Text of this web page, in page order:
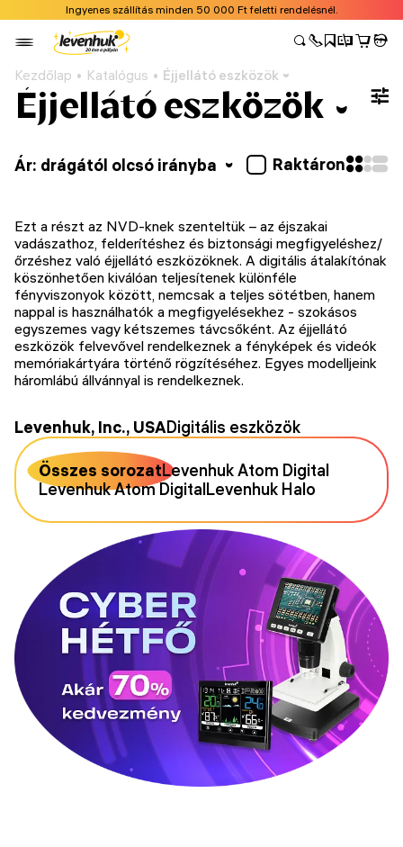
Ingyenes szállítás minden 50 000 Ft feletti rendelésnél.
Kezdőlap Katalógus Éjjellátó eszközök
Éjjellátó eszközök
Ár: drágától olcsó irányba Raktáron
Ezt a részt az NVD-knek szenteltük – az éjszakai
vadászathoz, felderítéshez és biztonsági megfigyeléshez/
őrzéshez való éjjellátó eszközöknek. A digitális átalakítónak
köszönhetően kiválóan teljesítenek különféle
fényviszonyok között, nemcsak a teljes sötétben, hanem
nappal is használhatók a megfigyelésekhez - szokásos
egyszemes vagy kétszemes távcsőként. Az éjjellátó
eszközök felvevővel rendelkeznek a fényképek és videók
memóriakártyára történő rögzítéséhez. Egyes modelljeink
háromlábú állvánnyal is rendelkeznek.
Levenhuk, Inc., USADigitális eszközök
Összes sorozatLevenhuk Atom Digital
Levenhuk Atom DigitalLevenhuk Halo